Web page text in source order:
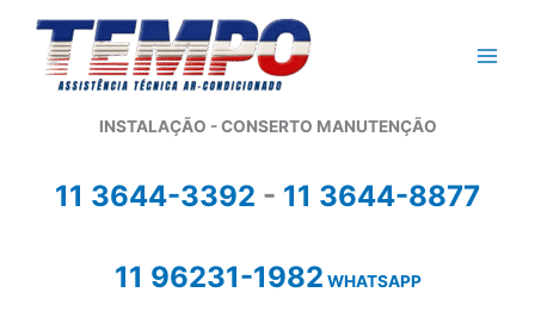
conteúdo
INSTALAÇÃO - CONSERTO MANUTENÇÃO
11 3644-3392 - 11 3644-8877
11 96231-1982 WHATSAPP